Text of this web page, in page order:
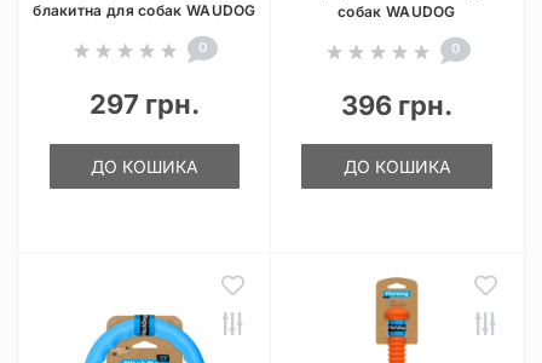
блакитна для собак WAUDOG
0
297 грн.
ДО КОШИКА
собак WAUDOG
0
396 грн.
ДО КОШИКА